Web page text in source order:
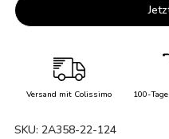
Versand mit Colissimo 100-
SKU: 2A358-22-124